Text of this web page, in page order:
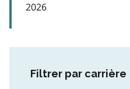
2026
Filtrer par carrière